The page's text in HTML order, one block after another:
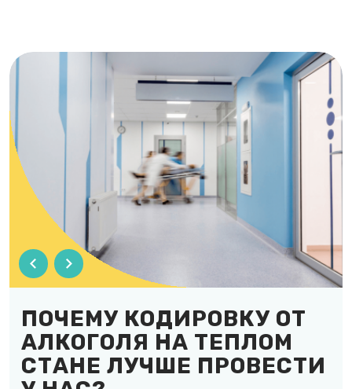
ПОЧЕМУ КОДИРОВКУ ОТ
АЛКОГОЛЯ НА ТЕПЛОМ
СТАНЕ ЛУЧШЕ ПРОВЕСТИ